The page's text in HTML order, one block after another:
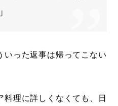
いった返事は帰ってこない
理に詳しくなくても、日